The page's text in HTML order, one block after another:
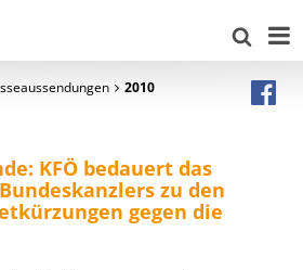
2010
KFÖ bedauert das
zu den
gegen die